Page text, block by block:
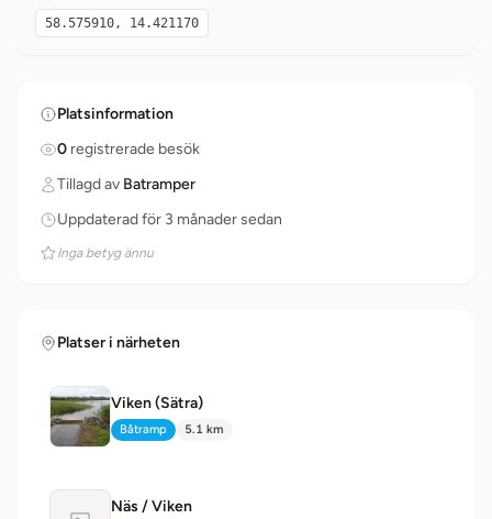
58.575910, 14.421170
Platsinformation
0 registrerade besök
Tillagd av Batramper
Uppdaterad för 3 månader sedan
Inga betyg ännu
Platser i närheten
Viken (Sätra)
Typ:
Båtramp Avstånd:
5.1 km
Näs / Viken